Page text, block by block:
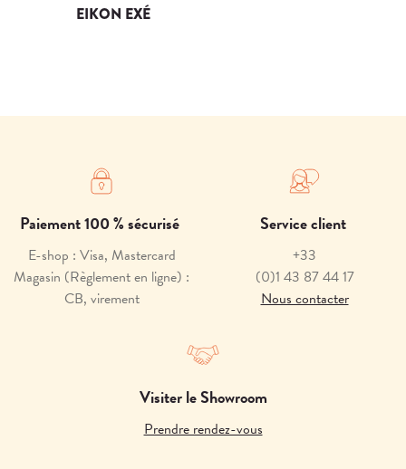
EIKON EXÉ
Paiement 100 % sécurisé
E-shop : Visa, Mastercard
Magasin (Règlement en ligne) :
CB, virement
Service client
+33
(0)1 43 87 44 17
Nous contacter
Visiter le Showroom
Prendre rendez-vous